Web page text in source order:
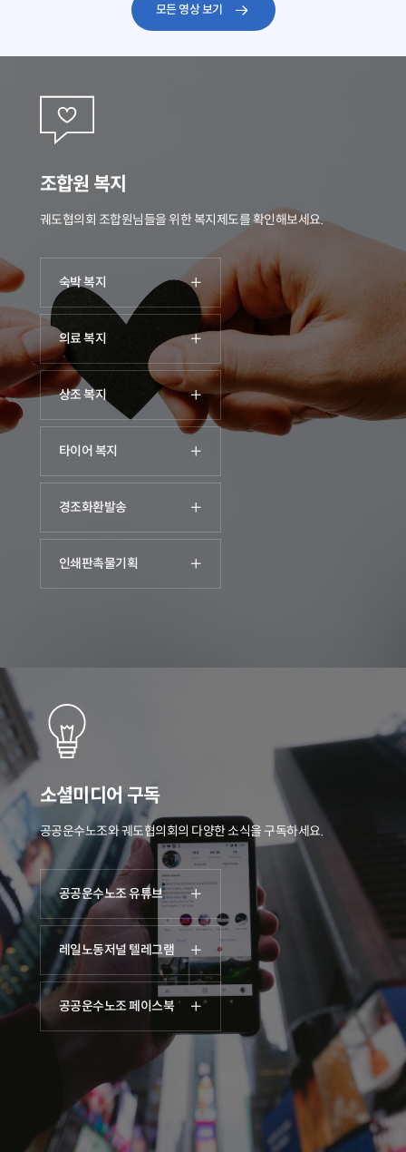
모든 영상 보기
조합원 복지
궤도협의회 조합원님들을 위한 복지제도를 확인해보세요.
숙박 복지
의료 복지
상조 복지
타이어 복지
경조화환발송
인쇄판촉물기획
소셜미디어 구독
공공운수노조와 궤도협의회의 다양한 소식을 구독하세요.
공공운수노조 유튜브
레일노동저널 텔레그램
공공운수노조 페이스북